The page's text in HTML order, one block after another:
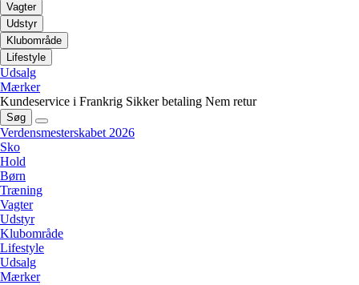
Vagter
Udstyr
Klubområde
Lifestyle
Udsalg
Mærker
Kundeservice i Frankrig Sikker betaling Nem retur
Søg
Verdensmesterskabet 2026
Sko
Hold
Børn
Træning
Vagter
Udstyr
Klubområde
Lifestyle
Udsalg
Mærker